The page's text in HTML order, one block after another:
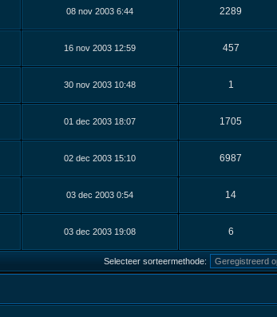
08 nov 2003 6:44 2289
16 nov 2003 12:59 457
30 nov 2003 10:48 1
01 dec 2003 18:07 1705
02 dec 2003 15:10 6987
03 dec 2003 0:54 14
03 dec 2003 19:08 6
Selecteer sorteermethode: